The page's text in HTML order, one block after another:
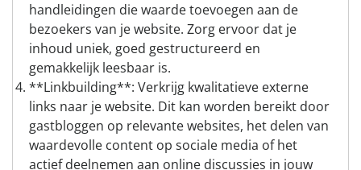
handleidingen die waarde toevoegen aan de
bezoekers van je website. Zorg ervoor dat je
inhoud uniek, goed gestructureerd en
gemakkelijk leesbaar is.
**Linkbuilding**: Verkrijg kwalitatieve externe
links naar je website. Dit kan worden bereikt door
gastbloggen op relevante websites, het delen van
waardevolle content op sociale media of het
actief deelnemen aan online discussies in jouw